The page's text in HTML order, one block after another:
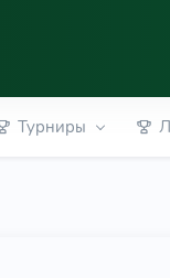
Турниры